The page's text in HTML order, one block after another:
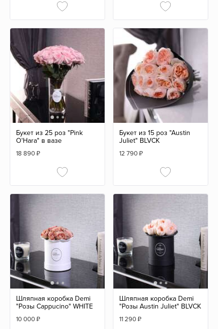
Букет из 25 роз "Pink
O'Hara" в вазе
18 890₽
Букет из 15 роз "Austin
Juliet" BLVCK
12 790₽
Шляпная коробка Demi
"Розы Cappucino" WHITE
10 000₽
Шляпная коробка Demi
"Розы Austin Juliet" BLVCK
11 290₽